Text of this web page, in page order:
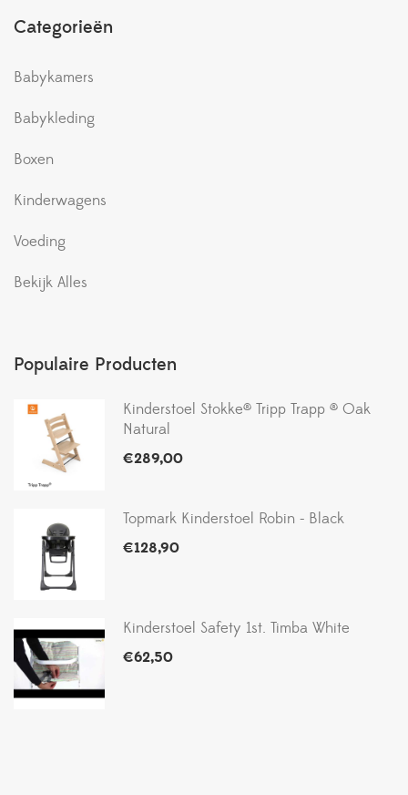
Categorieën
Babykamers
Babykleding
Boxen
Kinderwagens
Voeding
Bekijk Alles
Populaire Producten
Kinderstoel Stokke® Tripp Trapp ® Oak
Natural
€289,00
Topmark Kinderstoel Robin - Black
€128,90
Kinderstoel Safety 1st. Timba White
€62,50